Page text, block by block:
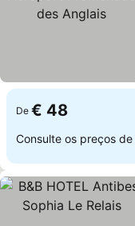
De € 48
Consulte os preços de